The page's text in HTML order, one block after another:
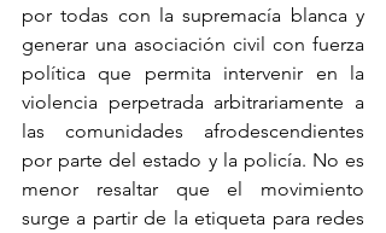
por todas con la supremacía blanca y
generar una asociación civil con fuerza
política que permita intervenir en la
violencia perpetrada arbitrariamente a
las comunidades afrodescendientes
por parte del estado y la policía. No es
menor resaltar que el movimiento
surge a partir de la etiqueta para redes